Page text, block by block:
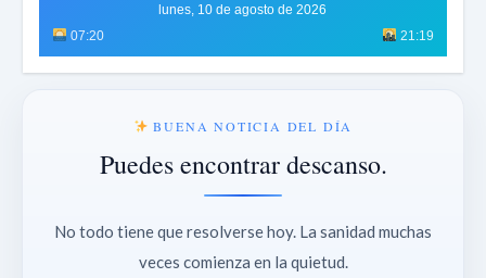
lunes, 10 de agosto de 2026
07:20
21:19
BUENA NOTICIA DEL DÍA
Puedes encontrar descanso.
No todo tiene que resolverse hoy. La sanidad muchas
veces comienza en la quietud.